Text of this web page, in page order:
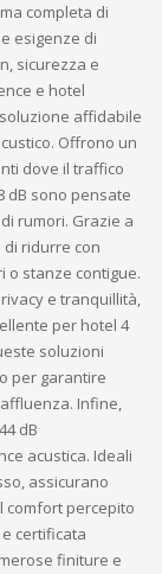
completa di
esigenze di
sicurezza e
e hotel
affidabile
Offrono un
dove il traffico
dB sono pensate
rumori. Grazie a
ridurre con
o stanze contigue.
e tranquillità,
per hotel 4
soluzioni
per garantire
Infine,
dB
acustica. Ideali
assicurano
comfort percepito
certificata
finiture e